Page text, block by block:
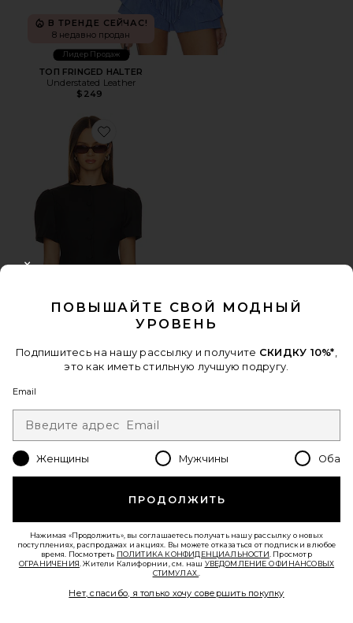
В ТРЕНДЕ СЕЙЧАС!
8 недавно продан
Лидер Продаж
ТОП FRINGED HALTER
Understated Leather
$249
Favorite БЛУЗКА FEMME
$65
ПОВЫШАЙТЕ СВОЙ МОДНЫЙ
УРОВЕНЬ
Подпишитесь на нашу рассылку и получите СКИДКУ 10%*
это как иметь стильную лучшую подругу.
Email
Женщины Мужчины Оба
ПРОДОЛЖИТЬ
Нажимая «Продолжить», вы соглашаетесь получать нашу рассылку о новых
поступлениях, распродажах и акциях. Вы можете отказаться от подписки в любое
время. Посмотреть ПОЛИТИКА КОНФИДЕНЦИАЛЬНОСТИ . Просмотр
ОГРАНИЧЕНИЯ . Жители Калифорнии, см. наш УВЕДОМЛЕНИЕ О ФИНАНСОВЫХ
СТИМУЛАХ.
Нет, спасибо, я только хочу совершить покупку